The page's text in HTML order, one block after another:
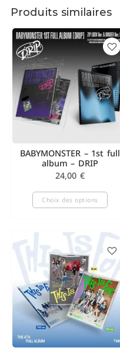
Produits similaires
BABYMONSTER – 1st full
album – DRIP
24,00 €
Choix des options